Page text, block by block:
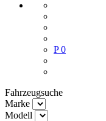
P 0
Fahrzeugsuche
Marke
Modell